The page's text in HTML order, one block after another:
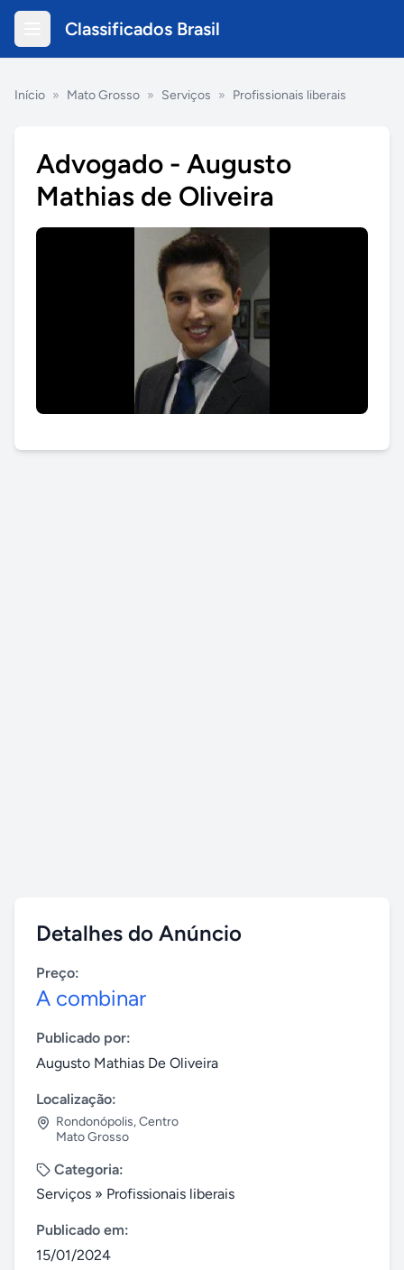
Classificados Brasil
Início » Mato Grosso » Serviços » Profissionais liberais
Advogado - Augusto
Mathias de Oliveira
Detalhes do Anúncio
Preço:
A combinar
Publicado por:
Augusto Mathias De Oliveira
Localização:
Rondonópolis,Centro
Mato Grosso
Categoria:
Serviços » Profissionais liberais
Publicado em:
15/01/2024